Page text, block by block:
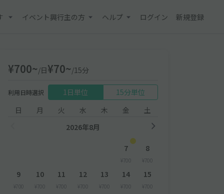
イベント興行主の方 ヘルプ ログイン 新規登録
¥700~/日¥70~/15分
利用日時選択 1日単位
15分単位
日
月 火 水 木 金
土
2026年8月
7
¥700
8
¥700
9
¥700
10
¥700
11
¥700
12
¥700
13
¥700
14
¥700
15
¥700